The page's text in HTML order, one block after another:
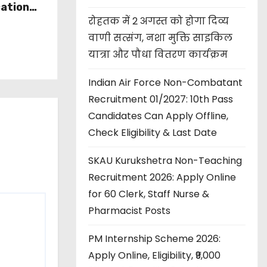
Centre
रोहतक में 2 अगस्त को होगा दिव्य
वाणी सत्संग, नशा मुक्ति साइकिल
यात्रा और पौधा वितरण कार्यक्रम
Indian Air Force Non-Combatant
Recruitment 01/2027: 10th Pass
Candidates Can Apply Offline,
Check Eligibility & Last Date
SKAU Kurukshetra Non-Teaching
Recruitment 2026: Apply Online
for 60 Clerk, Staff Nurse &
Pharmacist Posts
PM Internship Scheme 2026:
Apply Online, Eligibility, ₹9,000